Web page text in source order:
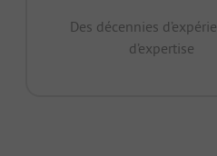
Des décennies
d’expertise